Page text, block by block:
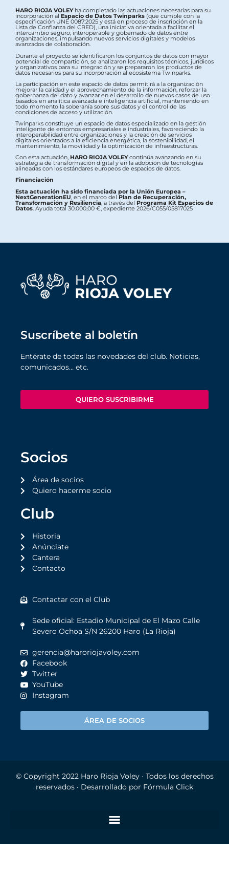
HARO RIOJA VOLEYha completado las actuaciones necesarias para su
incorporación al Espacio de Datos Twinparks (que cumple con la
especificación UNE 0087:2025 y está en proceso de inscripción en la
Lista de Confianza del CRED), una iniciativa orientada a facilitar el
intercambio seguro, interoperable y gobernado de datos entre
organizaciones, impulsando nuevos servicios digitales y modelos
avanzados de colaboración.
Durante el proyecto se identificaron los conjuntos de datos con mayor
potencial de compartición, se analizaron los requisitos técnicos, jurídicos
y organizativos para su integración y se prepararon los productos de
datos necesarios para su incorporación al ecosistema Twinparks.
La participación en este espacio de datos permitirá a la organización
mejorar la calidad y el aprovechamiento de la información, reforzar la
gobernanza del dato y avanzar en el desarrollo de nuevos casos de uso
basados en analítica avanzada e inteligencia artificial, manteniendo en
todo momento la soberanía sobre sus datos y el control de las
condiciones de acceso y utilización.
Twinparks constituye un espacio de datos especializado en la gestión
inteligente de entornos empresariales e industriales, favoreciendo la
interoperabilidad entre organizaciones y la creación de servicios
digitales orientados a la eficiencia energética, la sostenibilidad, el
mantenimiento, la movilidad y la optimización de infraestructuras.
Con esta actuación, HARO RIOJA VOLEYcontinúa avanzando en su
estrategia de transformación digital y en la adopción de tecnologías
alineadas con los estándares europeos de espacios de datos.
Financiación
Esta actuación ha sido financiada por la Unión Europea –
NextGenerationEU , en el marco delPlan de Recuperación,
Transformación y Resiliencia , a través del Programa Kit Espacios de
Datos . Ayuda total 30.000,00 €, expediente 2026/C055/05817025
Suscríbete al boletín
Entérate de todas las novedades del club. Noticias,
comunicados… etc.
QUIERO SUSCRIBIRME
Socios
Área de socios
Quiero hacerme socio
Club
Historia
Anúnciate
Cantera
Contacto
Contactar con el Club
Sede oficial: Estadio Municipal de El Mazo Calle
Severo Ochoa S/N 26200 Haro (La Rioja)
gerencia@haroriojavoley.com
Facebook
Twitter
YouTube
Instagram
ÁREA DE SOCIOS
© Copyright 2022 Haro Rioja Voley· Todos los derechos
reservados · Desarrollado por Fórmula Click